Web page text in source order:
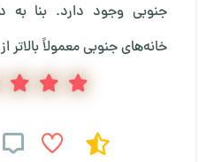
جنوبی وجود دارد. بنا
خانه‌های جنوبی معمولاً